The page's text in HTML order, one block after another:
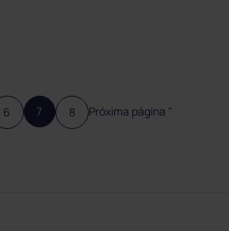
6 7 8 Próxima página "